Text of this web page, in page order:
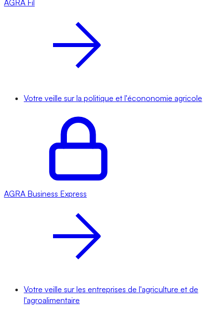
AGRA Fil
Votre veille sur la politique et l'écononomie agricole
AGRA Business Express
Votre veille sur les entreprises de l'agriculture et de
l'agroalimentaire